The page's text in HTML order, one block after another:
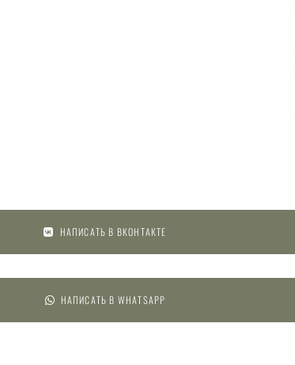
НАПИСАТЬ В ВКОНТАКТЕ
НАПИСАТЬ В WHATSAPP